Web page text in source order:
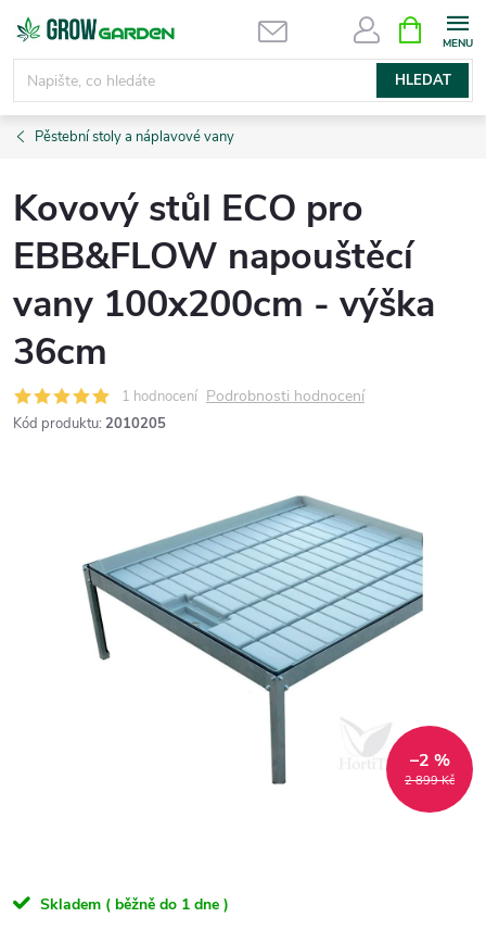
Přejít
obsah
HLEDAT
NÁKUPNÍ
KOŠÍK
Pěstební stoly a náplavové vany
Kovový stůl ECO pro
EBB&FLOW napouštěcí
vany 100x200cm - výška
36cm
1 hodnocení Podrobnosti hodnocení
Kód produktu: 2010205
2 899 Kč
–2 %
Skladem ( běžně do 1 dne )